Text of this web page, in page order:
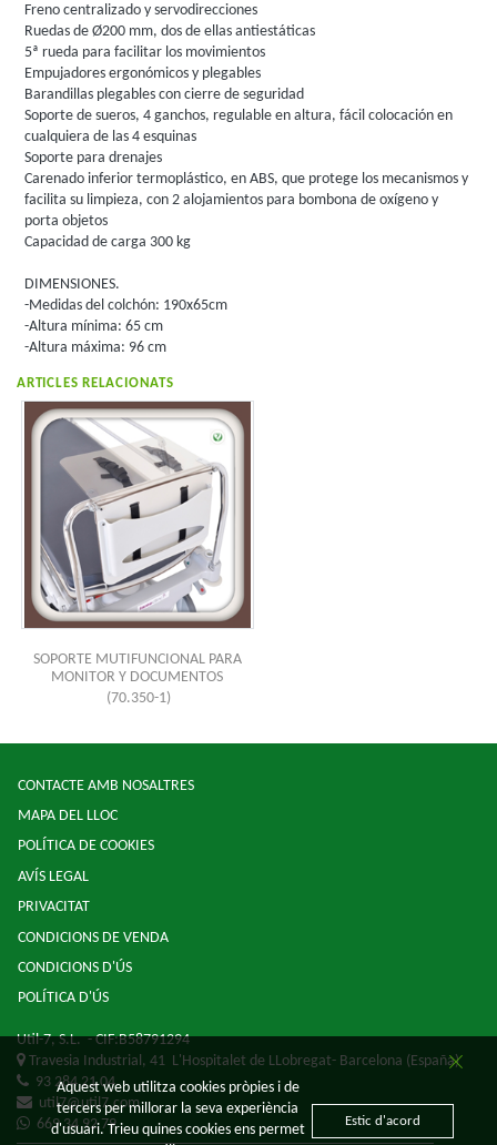
Freno centralizado y servodirecciones
Ruedas de Ø200 mm, dos de ellas antiestáticas
5ª rueda para facilitar los movimientos
Empujadores ergonómicos y plegables
Barandillas plegables con cierre de seguridad
Soporte de sueros, 4 ganchos, regulable en altura, fácil colocación en
cualquiera de las 4 esquinas
Soporte para drenajes
Carenado inferior termoplástico, en ABS, que protege los mecanismos y
facilita su limpieza, con 2 alojamientos para bombona de oxígeno y
porta objetos
Capacidad de carga 300 kg
DIMENSIONES.
-Medidas del colchón: 190x65cm
-Altura mínima: 65 cm
-Altura máxima: 96 cm
ARTICLES RELACIONATS
SOPORTE MUTIFUNCIONAL PARA
MONITOR Y DOCUMENTOS
(70.350-1)
CONTACTE AMB NOSALTRES
MAPA DEL LLOC
POLÍTICA DE COOKIES
AVÍS LEGAL
PRIVACITAT
CONDICIONS DE VENDA
CONDICIONS D'ÚS
POLÍTICA D'ÚS
Util-7, S.L.- CIF:B58791294
Travesia Industrial, 41 L'Hospitalet de LLobregat- Barcelona (España)
93 284 21 04
util7@util7.com
669 34 92 79
Aquest web utilitza cookies pròpies i de
tercers per millorar la seva experiència
d'usuari. Trieu quines cookies ens permet
Estic d'acord